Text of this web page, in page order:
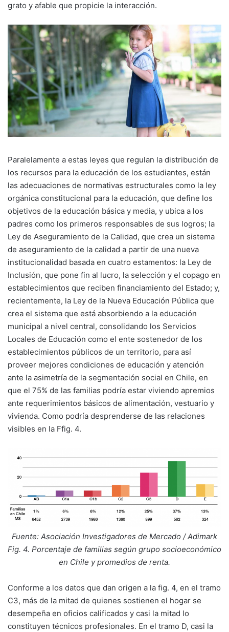
grato y afable que propicie la interacción.
Paralelamente a estas leyes que regulan la distribución de
los recursos para la educación de los estudiantes, están
las adecuaciones de normativas estructurales como la ley
orgánica constitucional para la educación, que define los
objetivos de la educación básica y media, y ubica a los
padres como los primeros responsables de sus logros; la
Ley de Aseguramiento de la Calidad, que crea un sistema
de aseguramiento de la calidad a partir de una nueva
institucionalidad basada en cuatro estamentos: la Ley de
Inclusión, que pone fin al lucro, la selección y el copago en
establecimientos que reciben financiamiento del Estado; y,
recientemente, la Ley de la Nueva Educación Pública que
crea el sistema que está absorbiendo a la educación
municipal a nivel central, consolidando los Servicios
Locales de Educación como el ente sostenedor de los
establecimientos públicos de un territorio, para así
proveer mejores condiciones de educación y atención
ante la asimetría de la segmentación social en Chile, en
que el 75% de las familias podría estar viviendo apremios
ante requerimientos básicos de alimentación, vestuario y
vivienda. Como podría desprenderse de las relaciones
visibles en la Ffig. 4.
Fuente: Asociación Investigadores de Mercado / Adimark
Fig. 4. Porcentaje de familias según grupo socioeconómico
en Chile y promedios de renta.
Conforme a los datos que dan origen a la fig. 4, en el tramo
C3, más de la mitad de quienes sostienen el hogar se
desempeña en oficios calificados y casi la mitad lo
constituyen técnicos profesionales. En el tramo D, casi la